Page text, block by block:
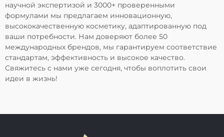
научной экспертизой и 3000+ проверенными
формулами мы предлагаем инновационную,
высококачественную косметику, адаптированную под
ваши потребности. Нам доверяют более 50
международных брендов, мы гарантируем соответствие
стандартам, эффективность и высокое качество.
Свяжитесь с нами уже сегодня, чтобы воплотить свои
идеи в жизнь!